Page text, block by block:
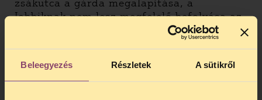
Beleegyezés Részletek A sütikről
zsákutca a gárda megalapítása, a
Jobbiknak nem lesz megfelelő befolyása az
alakulat fölött. „Kaptunk olyan
információkat, hogy a gárdába elítéltek
akarnak beszivárogni. Úgy véltük, a
Jobbiknak nincs elég lehetősége a belépők